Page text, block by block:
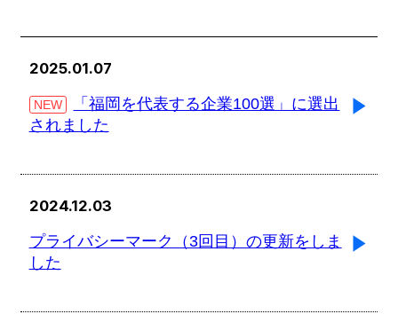
2025.01.07
NEW
「福岡を代表する企業100選」に選出
されました
2024.12.03
プライバシーマーク（3回目）の更新をしま
した